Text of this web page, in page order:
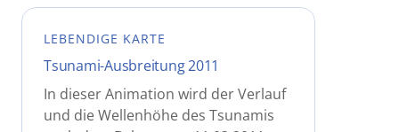
LEBENDIGE KARTE
Tsunami-Ausbreitung 2011
In dieser Animation wird der Verlauf
und die Wellenhöhe des Tsunamis